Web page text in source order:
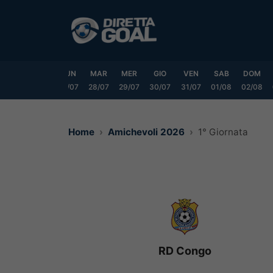
LUN
27/07
MAR
28/07
MER
29/07
GIO
30/07
VEN
31/07
SAB
01/08
DOM
02/08
Home Amichevoli 2026 1° Giornata
RD Congo